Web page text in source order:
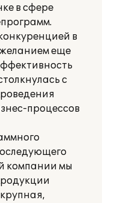
в сфере
в
еще
с
процессов
компании мы